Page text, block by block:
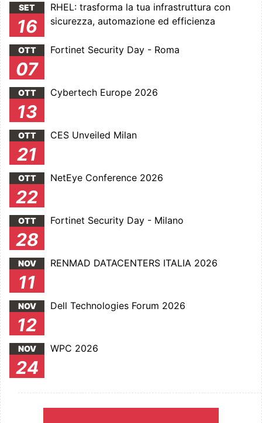
SET
16
RHEL: trasforma la tua infrastruttura con
sicurezza, automazione ed efficienza
OTT
07
Fortinet Security Day - Roma
OTT
13
Cybertech Europe 2026
OTT
21
CES Unveiled Milan
OTT
22
NetEye Conference 2026
OTT
28
Fortinet Security Day - Milano
NOV
11
RENMAD DATACENTERS ITALIA 2026
NOV
12
Dell Technologies Forum 2026
NOV
24
WPC 2026